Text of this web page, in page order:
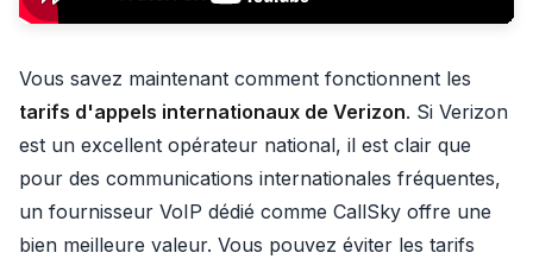
Vous savez maintenant comment fonctionnent les
tarifs d'appels internationaux de Verizon. Si Verizon
est un excellent opérateur national, il est clair que
pour des communications internationales fréquentes,
un fournisseur VoIP dédié comme CallSky offre une
bien meilleure valeur. Vous pouvez éviter les tarifs